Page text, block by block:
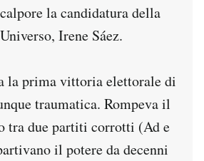
la candidatura della
Irene Sáez.
la prima vittoria elettorale di
traumatica. Rompeva il
tra due partiti corrotti (Ad e
il potere da decenni